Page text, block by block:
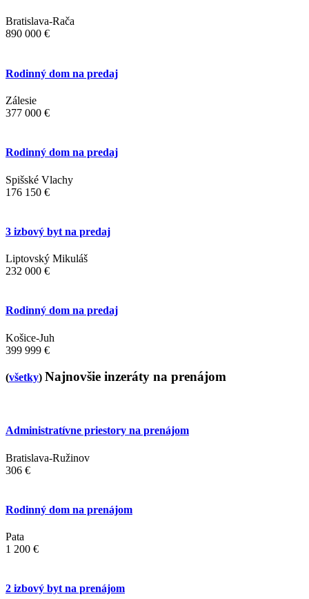
Bratislava-Rača
890 000 €
Rodinný dom na predaj
Zálesie
377 000 €
Rodinný dom na predaj
Spišské Vlachy
176 150 €
3 izbový byt na predaj
Liptovský Mikuláš
232 000 €
Rodinný dom na predaj
Košice-Juh
399 999 €
(všetky) Najnovšie inzeráty na prenájom
Administratívne priestory na prenájom
Bratislava-Ružinov
306 €
Rodinný dom na prenájom
Pata
1 200 €
2 izbový byt na prenájom